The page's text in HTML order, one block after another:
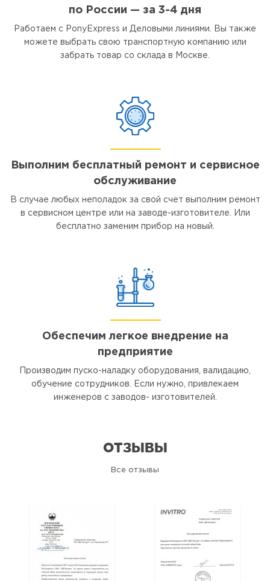
по России — за 3-4 дня
Работаем с PonyExpress и Деловыми линиями. Вы также
можете выбрать свою транспортную компанию или
забрать товар со склада в Москве.
Выполним бесплатный ремонт и сервисное
обслуживание
В случае любых неполадок за свой счет выполним ремонт
в сервисном центре или на заводе-изготовителе. Или
бесплатно заменим прибор на новый.
Обеспечим легкое внедрение на
предприятие
Производим пуско-наладку оборудования, валидацию,
обучение сотрудников. Если нужно, привлекаем
инженеров с заводов- изготовителей.
ОТЗЫВЫ
Все отзывы